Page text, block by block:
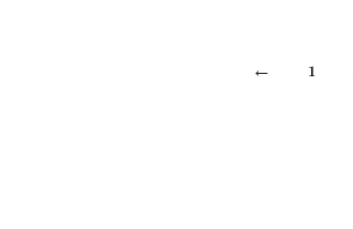
← 1